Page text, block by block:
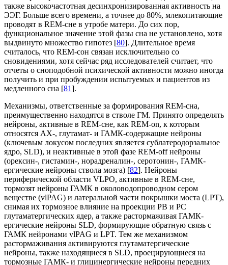
также высокочастотная десинхронизированная активность на
ЭЭГ. Больше всего времени, а точнее до 80%, млекопитающие
проводят в REM-сне в утробе матери. До сих пор,
функциональное значение этой фазы сна не установлено, хотя
выдвинуто множество гипотез [80]. Длительное время
считалось, что REM-сон связан исключительно со
сновидениями, хотя сейчас ряд исследователей считает, что
отчеты о сноподобной психической активности можно иногда
получить и при пробуждении испытуемых и пациентов из
медленного сна [81].
Механизмы, ответственные за формирования REM-сна,
преимущественно находятся в стволе ГМ. Принято определять
нейроны, активные в REM-сне, как REM-on, к которым
относятся АХ-, глутамат- и ГАМК-содержащие нейроны
(ключевым локусом последних является cублатеродорзальное
ядро, SLD), и неактивные в этой фазе RЕМ-оff нейроны
(орексин-, гистамин-, норадреналин-, серотонин-, ГАМК-
ергические нейроны ствола мозга) [82]. Нейроны
периферической области VLPO, активные в REM-сне,
тормозят нейроны ГАМК в околоводопроводном сером
веществе (vlPAG) и латеральной части покрышки моста (LPT),
снимая их тормозное влияние на проекции РВ и РС
глутаматергических ядер, а также растормаживая ГАМК-
ергические нейроны SLD, формирующие обратную связь с
ГАМК нейронами vlPAG и LPT. Тем же механизмом
растормаживания активируются глутаматергические
нейроны, также находящиеся в SLD, проецирующиеся на
тормозные ГАМК- и глицинергические нейроны передних